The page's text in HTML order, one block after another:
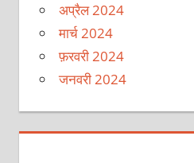
अप्रैल 2024
मार्च 2024
फ़रवरी 2024
जनवरी 2024